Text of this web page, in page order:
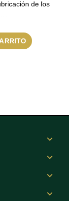
de los